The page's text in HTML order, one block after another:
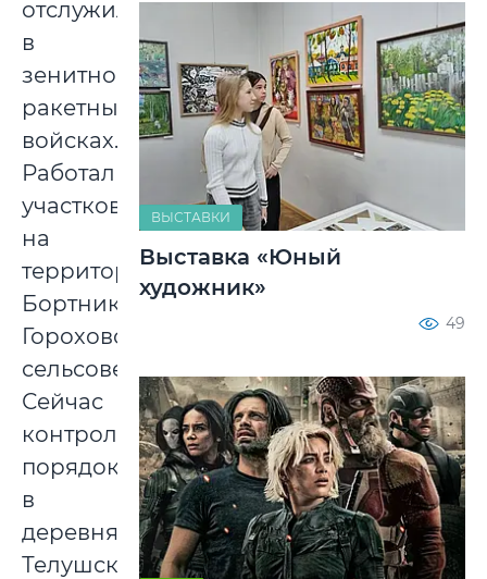
отслужил
в
зенитно-
ракетных
войсках.
Работал
участковым
на
территории
Бортниковского,
Гороховского
сельсоветов.
Сейчас
контролирует
порядок
в
деревнях
Телушского
ВЫСТАВКИ
Выставка «Юный
художник»
49